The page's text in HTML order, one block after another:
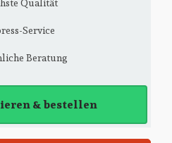
Service
Beratung
& bestellen